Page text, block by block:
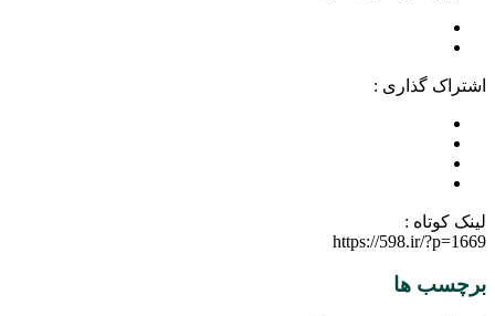
اشتراک گذاری :
لینک کوتاه :
https://598.ir/?p=1669
برچسب ها